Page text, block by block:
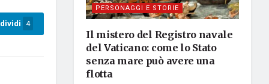
4
PERSONAGGI E STORIE
Il mistero del Registro navale
del Vaticano: come lo Stato
senza mare può avere una
flotta